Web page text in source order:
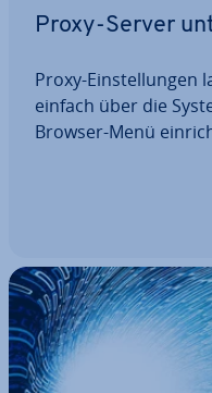
Proxy-Server
Proxy-Ein­stel­lun­gen
einfach über die
Browser-Menü